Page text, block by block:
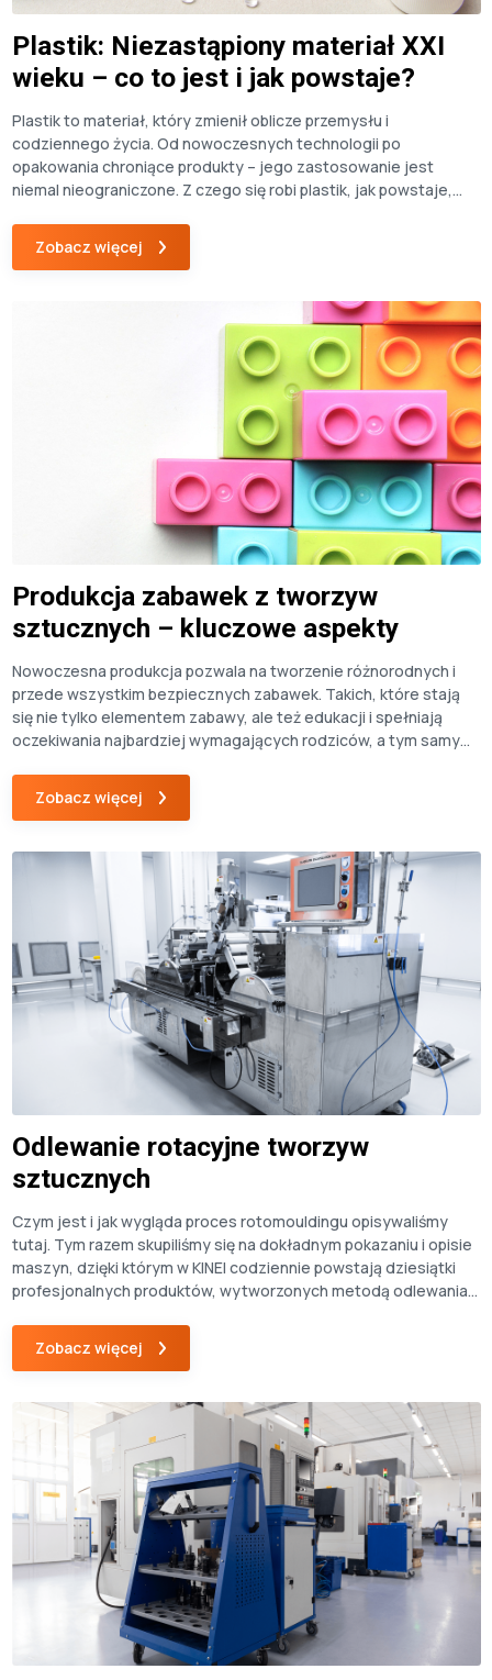
Plastik: Niezastąpiony materiał XXI
wieku – co to jest i jak powstaje?
Plastik to materiał, który zmienił oblicze przemysłu i
codziennego życia. Od nowoczesnych technologii po
opakowania chroniące produkty – jego zastosowanie jest
niemal nieograniczone. Z czego się robi plastik, jak powstaje,
ważną rolę w naszym świecie? W tym artykule znajdziesz
odpowiedzi na te pytania oraz dowiesz […]
Zobacz więcej
Produkcja zabawek z tworzyw
sztucznych – kluczowe aspekty
Nowoczesna produkcja pozwala na tworzenie różnorodnych i
przede wszystkim bezpiecznych zabawek. Takich, które stają
się nie tylko elementem zabawy, ale też edukacji i spełniają
oczekiwania najbardziej wymagających rodziców, a tym samym
omawiamy proces produkcji zabawek z tworzyw sztucznych,
wskazując na jego kluczowe aspekty. Jakie materiały do
Zobacz więcej
Odlewanie rotacyjne tworzyw
sztucznych
Czym jest i jak wygląda proces rotomouldingu opisywaliśmy
tutaj. Tym razem skupiliśmy się na dokładnym pokazaniu i opisie
maszyn, dzięki którym w KINEI codziennie powstają dziesiątki
profesjonalnych produktów, wytworzonych metodą odlewania
ciekawa technologia, która nierzadko może być alternatywą dla
wtrysku lub druku 3D. Przetwórstwo tworzyw sztucznych przy
Zobacz więcej